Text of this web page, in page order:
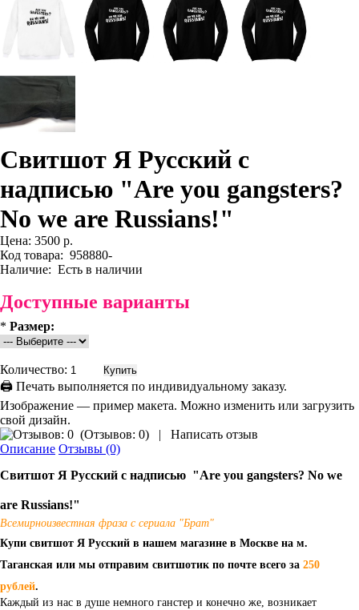
Свитшот Я Русский с
надписью "Are you gangsters?
No we are Russians!"
Цена: 3500 р.
Код товара: 958880-
Наличие: Есть в наличии
Доступные варианты
* Размер:
Количество:
🖨 Печать выполняется по индивидуальному заказу.
Изображение — пример макета. Можно изменить или загрузить
свой дизайн.
(Отзывов: 0) |
Написать отзыв
Описание Отзывы (0)
Свитшот Я Русский с надписью "Are you gangsters? No we
are Russians!"
Всемирноизвестная фраза с сериала "Брат"
Купи свитшот Я Русский в нашем магазине в Москве на м.
Таганская или мы отправим свитшотик по почте всего за 250
рублей.
Каждый из нас в душе немного ганстер и конечно же, возникает